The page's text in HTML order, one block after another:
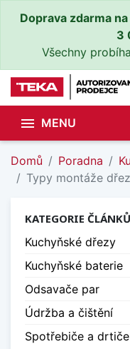
Doprava zdarma
3
Všechny
 MENU
Domů Poradna
Typy montáže
KATEGORIE ČLÁNKŮ
Kuchyňské dřezy
Kuchyňské baterie
Odsavače par
Údržba a čištění
Spotřebiče a